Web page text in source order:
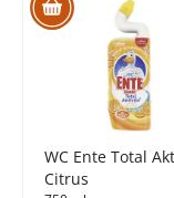
WC Ente Total
Citrus